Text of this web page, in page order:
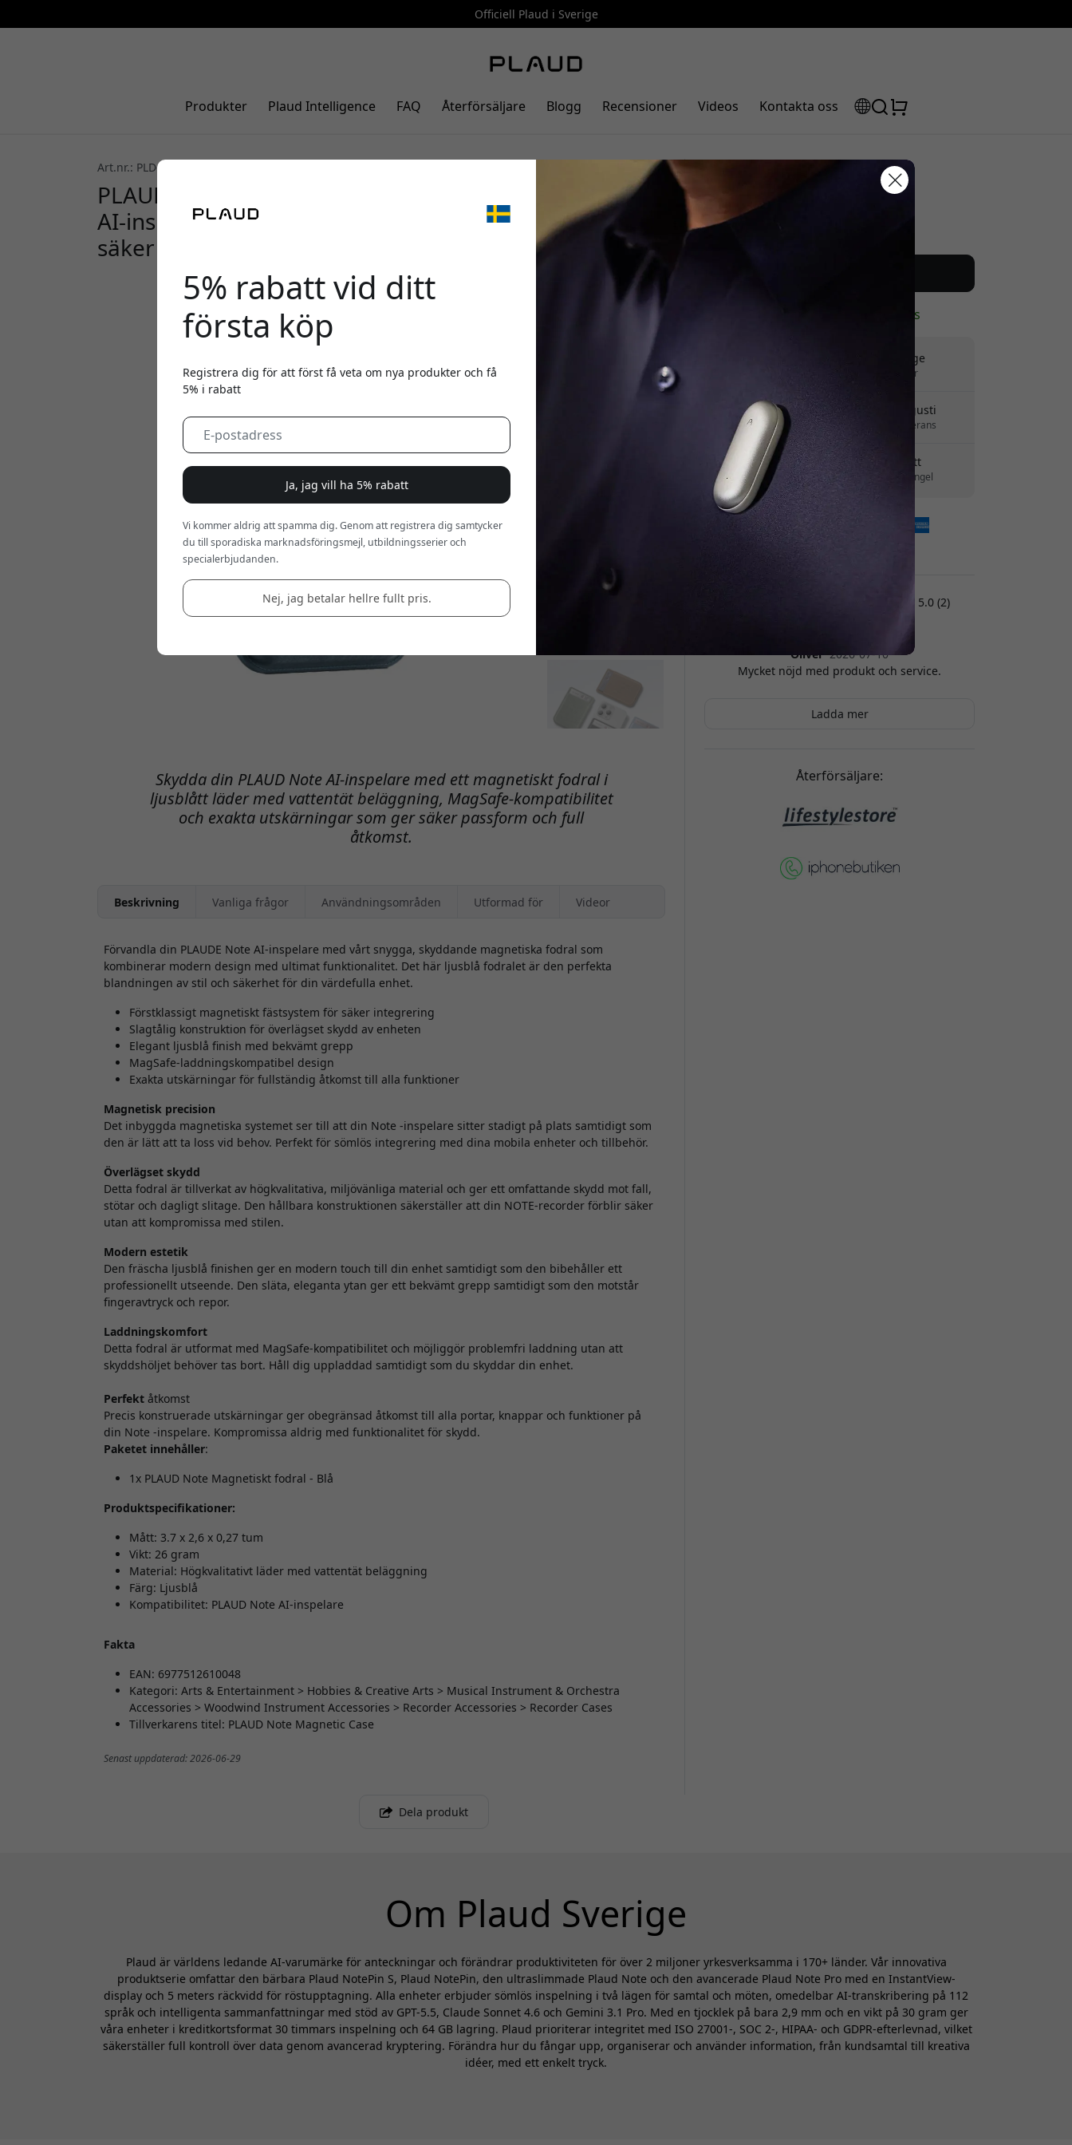
Officiell Plaud i Sverige
Produkter Plaud Intelligence FAQ Återförsäljare Blogg Recensioner Videos Kontakta oss
Art.nr.: PLD-Case-BU
PLAUD Note magnetiskt skyddsfodral för PLAUD Note
AI-inspelare med MagSafe-kompatibel design och
säker passform - Ljusblå
Skydda din PLAUD Note AI-inspelare med ett magnetiskt fodral i
ljusblått läder med vattentät beläggning, MagSafe-kompatibilitet
och exakta utskärningar som ger säker passform och full
åtkomst.
Beskrivning Vanliga frågor Användningsområden Utformad för Videor
Förvandla din PLAUDE Note AI-inspelare med vårt snygga, skyddande magnetiska fodral som
kombinerar modern design med ultimat funktionalitet. Det här ljusblå fodralet är den perfekta
blandningen av stil och säkerhet för din värdefulla enhet.
Förstklassigt magnetiskt fästsystem för säker integrering
Slagtålig konstruktion för överlägset skydd av enheten
Elegant ljusblå finish med bekvämt grepp
MagSafe-laddningskompatibel design
Exakta utskärningar för fullständig åtkomst till alla funktioner
Magnetisk precision
Det inbyggda magnetiska systemet ser till att din Note -inspelare sitter stadigt på plats samtidigt som
den är lätt att ta loss vid behov. Perfekt för sömlös integrering med dina mobila enheter och tillbehör.
Överlägset skydd
Detta fodral är tillverkat av högkvalitativa, miljövänliga material och ger ett omfattande skydd mot fall,
stötar och dagligt slitage. Den hållbara konstruktionen säkerställer att din NOTE-recorder förblir säker
utan att kompromissa med stilen.
Modern estetik
Den fräscha ljusblå finishen ger en modern touch till din enhet samtidigt som den bibehåller ett
professionellt utseende. Den släta, eleganta ytan ger ett bekvämt grepp samtidigt som den motstår
fingeravtryck och repor.
Laddningskomfort
Detta fodral är utformat med MagSafe-kompatibilitet och möjliggör problemfri laddning utan att
skyddshöljet behöver tas bort. Håll dig uppladdad samtidigt som du skyddar din enhet.
Perfekt åtkomst
Precis konstruerade utskärningar ger obegränsad åtkomst till alla portar, knappar och funktioner på
din Note -inspelare. Kompromissa aldrig med funktionalitet för skydd.
Paketet innehåller:
1x PLAUD Note Magnetiskt fodral - Blå
Produktspecifikationer:
Mått: 3.7 x 2,6 x 0,27 tum
Vikt: 26 gram
Material: Högkvalitativt läder med vattentät beläggning
Färg: Ljusblå
Kompatibilitet: PLAUD Note AI-inspelare
Fakta
EAN: 6977512610048
Kategori: Arts & Entertainment > Hobbies & Creative Arts > Musical Instrument & Orchestra
Accessories > Woodwind Instrument Accessories > Recorder Accessories > Recorder Cases
Tillverkarens titel: PLAUD Note Magnetic Case
Senast uppdaterad: 2026-06-29
Rekommenderat pris
I lager - redo att skickas
Fri frakt i Sverige
Inga dolda avgifter
Leverans 10-12 augusti
Snabb och spårbar leverans
30 dagars returrätt
Enkel retur - inget krångel
5.0 (2)
Oliver 2026-07-10
Mycket nöjd med produkt och service.
Ladda mer
Återförsäljare:
Dela produkt
Om Plaud Sverige
Plaud är världens ledande AI-varumärke för anteckningar och förändrar produktiviteten för över 2 miljoner yrkesverksamma i 170+ länder. Vår innovativa
produktserie omfattar den bärbara Plaud NotePin S, Plaud NotePin, den ultraslimmade Plaud Note och den avancerade Plaud Note Pro med en InstantView-
display och 5 meters räckvidd för röstupptagning. Alla enheter erbjuder sömlös inspelning i två lägen för samtal och möten, omedelbar AI-transkribering på 112
språk och intelligenta sammanfattningar med stöd av GPT-5.5, Claude Sonnet 4.6 och Gemini 3.1 Pro. Med en tjocklek på bara 2,9 mm och en vikt på 30 gram ger
våra enheter i kreditkortsformat 30 timmars inspelning och 64 GB lagring. Plaud prioriterar integritet med ISO 27001-, SOC 2-, HIPAA- och GDPR-efterlevnad, vilket
säkerställer full kontroll över data genom avancerad kryptering. Förändra hur du fångar upp, organiserar och använder information, från kundsamtal till kreativa
idéer, med ett enkelt tryck.
5% rabatt vid ditt
första köp
Registrera dig för att först få veta om nya produkter och få
5% i rabatt
Ja, jag vill ha 5% rabatt
Vi kommer aldrig att spamma dig. Genom att registrera dig samtycker
du till sporadiska marknadsföringsmejl, utbildningsserier och
specialerbjudanden.
Nej, jag betalar hellre fullt pris.
🎉 Din rabattkod:
Använd denna kod i kassan för att få 5% rabatt.